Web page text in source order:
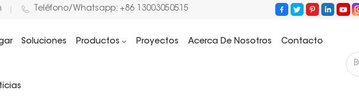
Teléfono/Whatsapp: +86 13003050515
Soluciones Productos Proyectos Acerca De Nosotros Contacto